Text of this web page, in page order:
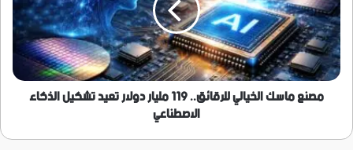
119
مليار
دولار
تعيد
تشكيل
الذكاء
الاصطناعي مصنع ماسك الخيالي للرقائق.. 119 مليار دولار تعيد تشكيل الذكاء
الاصطناعي